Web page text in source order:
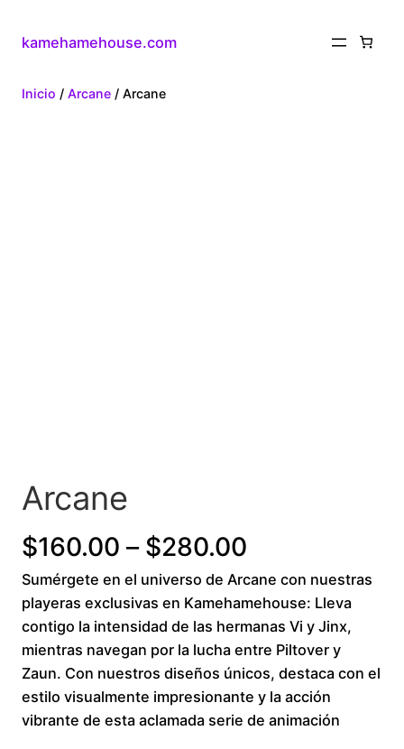
kamehamehouse.com
Inicio / Arcane / Arcane
Arcane
$160.00 – $280.00
range:
$160.00
through
$280.00
Sumérgete en el universo de Arcane con nuestras
playeras exclusivas en Kamehamehouse: Lleva
contigo la intensidad de las hermanas Vi y Jinx,
mientras navegan por la lucha entre Piltover y
Zaun. Con nuestros diseños únicos, destaca con el
estilo visualmente impresionante y la acción
vibrante de esta aclamada serie de animación